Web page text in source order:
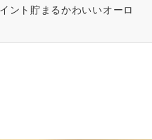
ント貯まるかわいいオーロ